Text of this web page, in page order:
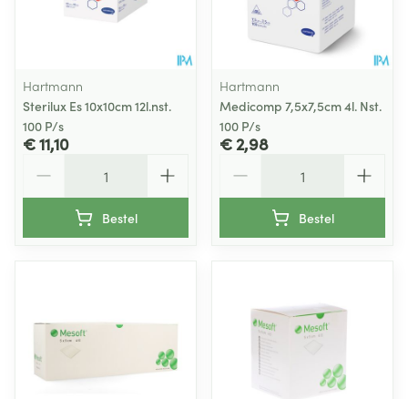
Hartmann
Sterilux Es 10x10cm 12l.nst.
100 P/s
€ 11,10
Bestel
Hartmann
Medicomp 7,5x7,5cm 4l. Nst.
100 P/s
€ 2,98
Bestel